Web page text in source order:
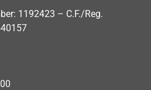
1192423 – C.F./Reg.